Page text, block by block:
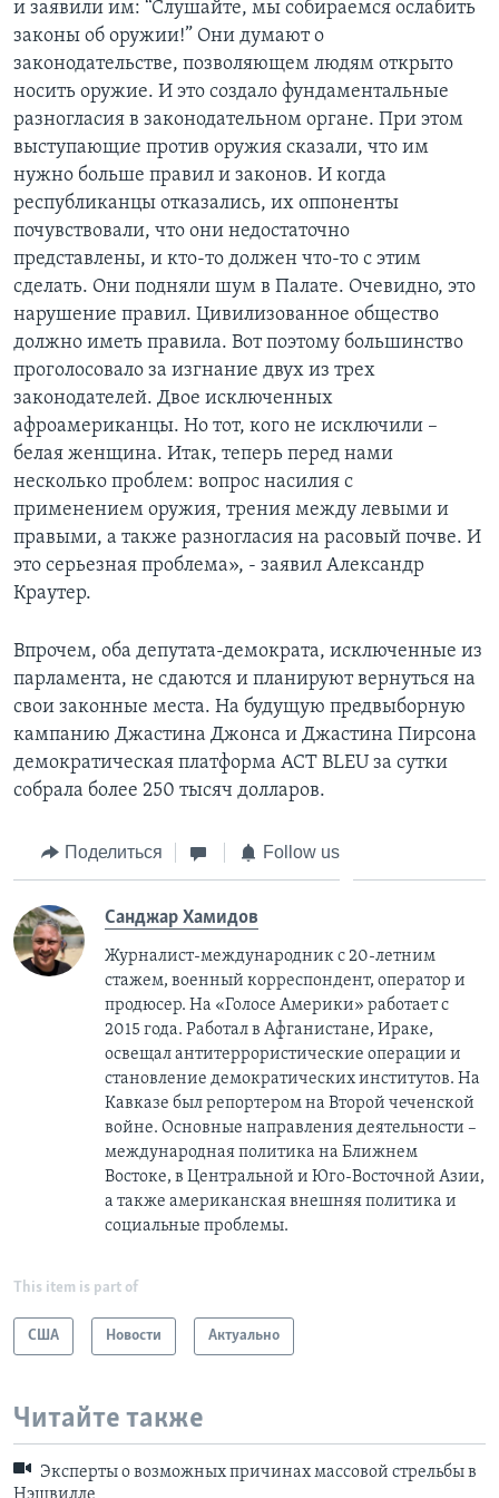
и заявили им: “Слушайте, мы собираемся ослабить
законы об оружии!” Они думают о
законодательстве, позволяющем людям открыто
носить оружие. И это создало фундаментальные
разногласия в законодательном органе. При этом
выступающие против оружия сказали, что им
нужно больше правил и законов. И когда
республиканцы отказались, их оппоненты
почувствовали, что они недостаточно
представлены, и кто-то должен что-то с этим
сделать. Они подняли шум в Палате. Очевидно, это
нарушение правил. Цивилизованное общество
должно иметь правила. Вот поэтому большинство
проголосовало за изгнание двух из трех
законодателей. Двое исключенных
афроамериканцы. Но тот, кого не исключили –
белая женщина. Итак, теперь перед нами
несколько проблем: вопрос насилия с
применением оружия, трения между левыми и
правыми, а также разногласия на расовый почве. И
это серьезная проблема», - заявил Александр
Краутер.
Впрочем, оба депутата-демократа, исключенные из
парламента, не сдаются и планируют вернуться на
свои законные места. На будущую предвыборную
кампанию Джастина Джонса и Джастина Пирсона
демократическая платформа ACT BLEU за сутки
собрала более 250 тысяч долларов.
Поделиться Follow us
Санджар Хамидов
Журналист-международник с 20-летним
стажем, военный корреспондент, оператор и
продюсер. На «Голосе Америки» работает с
2015 года. Работал в Афганистане, Ираке,
освещал антитеррористические операции и
становление демократических институтов. На
Кавказе был репортером на Второй чеченской
войне. Основные направления деятельности –
международная политика на Ближнем
Востоке, в Центральной и Юго-Восточной Азии,
a также американская внешняя политика и
социальные проблемы.
This item is part of
США Новости Актуально
Читайте также
Эксперты о возможных причинах массовой стрельбы в